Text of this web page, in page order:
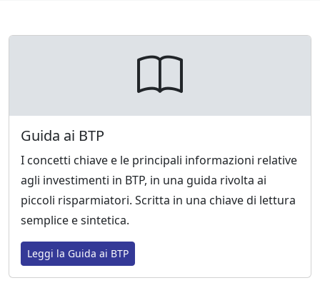
Guida ai BTP
I concetti chiave e le principali informazioni relative
agli investimenti in BTP, in una guida rivolta ai
piccoli risparmiatori. Scritta in una chiave di lettura
semplice e sintetica.
Leggi la Guida ai BTP